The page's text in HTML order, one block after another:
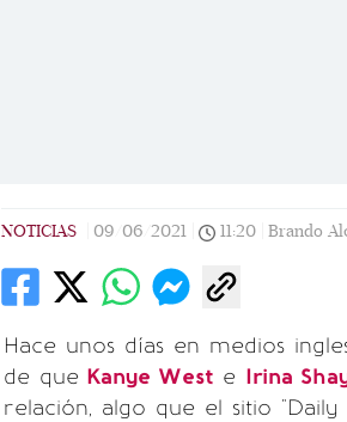
NOTICIAS 09/06/2021 11:20 Brando
Hace unos días en medios
de que Kanye West e Irina
relación, algo que el sitio